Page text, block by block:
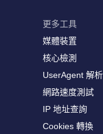
更多工具
媒體裝置
核心檢測
UserAgent 解析
網路速度測試
IP 地址查詢
Cookies 轉換